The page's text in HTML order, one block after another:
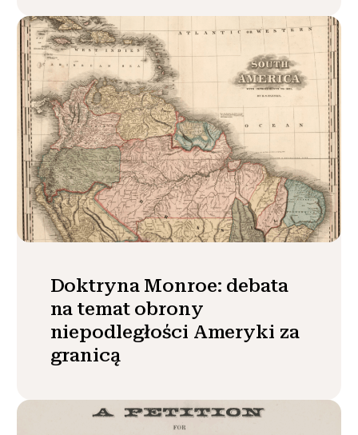
Doktryna Monroe: debata
na temat obrony
niepodległości Ameryki za
granicą